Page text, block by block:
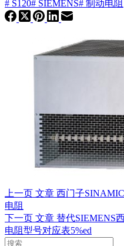
# S120# SIEMENS# 制动电阻
上一页 文章 西门子
电阻
下一页 文章 替代SIEMENS
电阻型号对应表5%ed